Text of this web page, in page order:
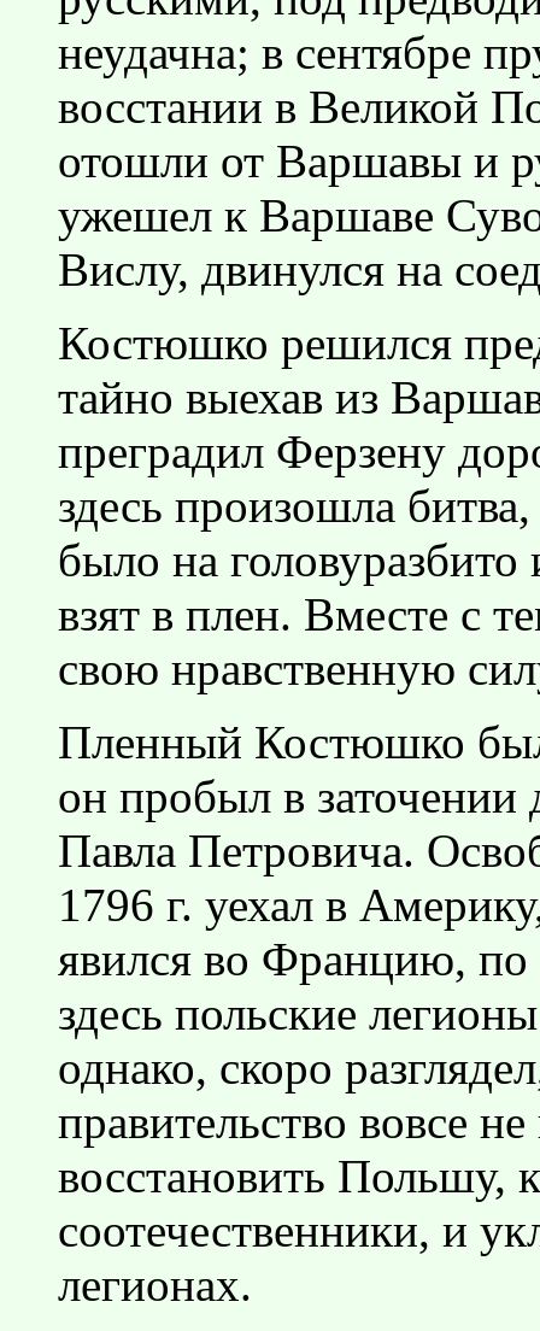
неудачна; в сентябре
восстании в Великой
отошли от Варшавы и
ужешел к Варшаве
Вислу, двинулся на
Костюшко решился
тайно выехав из
преградил Ферзену
здесь произошла
было на
взят в плен. Вместе с
свою нравственную
Пленный Костюшко был
он пробыл в заточении
Павла Петровича.
1796 г. уехал в
явился во Францию, по
здесь польские
однако, скоро
правительство вовсе
восстановить Польшу,
соотечественники, и
легионах.